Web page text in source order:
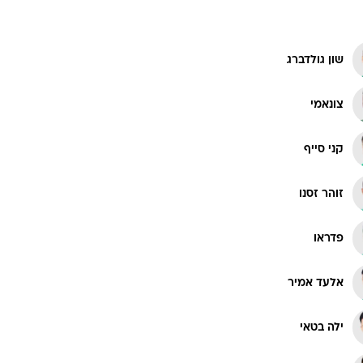
שון גולדברג
צונאמי
קני סייף
זוהר זסנו
פדראו
אלעד אמיר
ילה בטאי